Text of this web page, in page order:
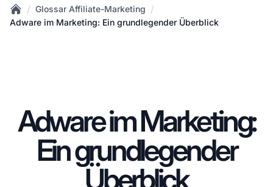
Home
/ Glossar Affiliate-Marketing /
Adware im Marketing: Ein grundlegender Überblick
Adware im Marketing:
Ein grundlegender
Überblick